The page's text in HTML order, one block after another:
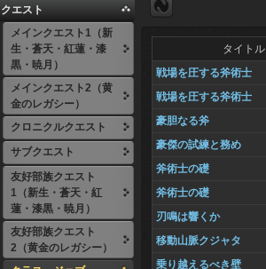
クエスト
メインクエスト1（新
生・蒼天・紅蓮・漆
黒・暁月）
メインクエスト2（黄
金のレガシー）
クロニクルクエスト
サブクエスト
友好部族クエスト
1（新生・蒼天・紅
蓮・漆黒・暁月）
友好部族クエスト
2（黄金のレガシー）
タイトル
戦場を圧する斧術士
戦場を圧する斧術士
豪胆なる斧
豪傑の試練と務め
斧術士の礎
斧術士の礎
刃鳴は響くか
移動山脈クジャタ
乗り越えるべき壁